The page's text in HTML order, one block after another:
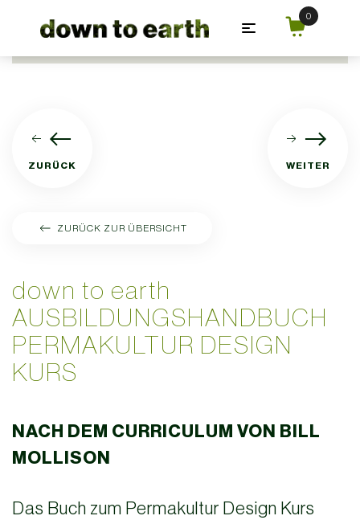
Zum Hauptinhalt springen
ZURÜCK WEITER
ZURÜCK ZUR ÜBERSICHT
down to earth
AUSBILDUNGSHANDBUCH
PERMAKULTUR DESIGN
KURS
NACH DEM CURRICULUM VON BILL
MOLLISON
Das Buch zum Permakultur Design Kurs